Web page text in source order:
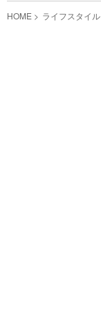
HOME ライフスタイル